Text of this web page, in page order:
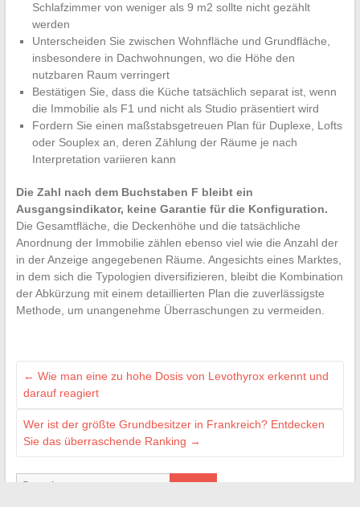
Schlafzimmer von weniger als 9 m2 sollte nicht gezählt
werden
Unterscheiden Sie zwischen Wohnfläche und Grundfläche,
insbesondere in Dachwohnungen, wo die Höhe den
nutzbaren Raum verringert
Bestätigen Sie, dass die Küche tatsächlich separat ist, wenn
die Immobilie als F1 und nicht als Studio präsentiert wird
Fordern Sie einen maßstabsgetreuen Plan für Duplexe, Lofts
oder Souplex an, deren Zählung der Räume je nach
Interpretation variieren kann
Die Zahl nach dem Buchstaben F bleibt ein
Ausgangsindikator, keine Garantie für die Konfiguration.
Die Gesamtfläche, die Deckenhöhe und die tatsächliche
Anordnung der Immobilie zählen ebenso viel wie die Anzahl der
in der Anzeige angegebenen Räume. Angesichts eines Marktes,
in dem sich die Typologien diversifizieren, bleibt die Kombination
der Abkürzung mit einem detaillierten Plan die zuverlässigste
Methode, um unangenehme Überraschungen zu vermeiden.
← Wie man eine zu hohe Dosis von Levothyrox erkennt und
darauf reagiert
Wer ist der größte Grundbesitzer in Frankreich? Entdecken
Sie das überraschende Ranking →